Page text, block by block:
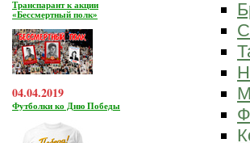
Транспарант к акции
«Бессмертный полк»
04.04.2019
Футболки ко Дню Победы